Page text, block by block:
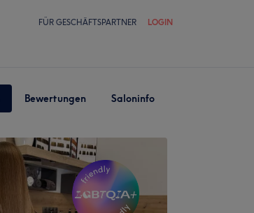
FÜR GESCHÄFTSPARTNER LOGIN
Bewertungen Saloninfo